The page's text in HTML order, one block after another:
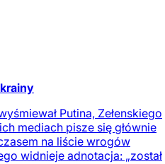
Putina, Zełenskiego
mediach pisze się głównie
na liście wrogów
widnieje adnotacja: „został